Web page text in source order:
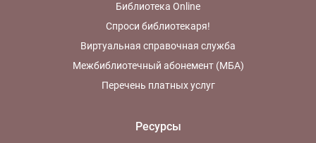
Библиотека Online
Спроси библиотекаря!
Виртуальная справочная служба
Межбиблиотечный абонемент (МБА)
Перечень платных услуг
Ресурсы